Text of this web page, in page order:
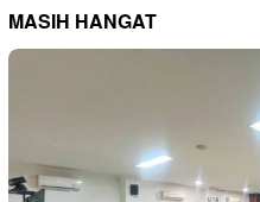
MASIH HANGAT